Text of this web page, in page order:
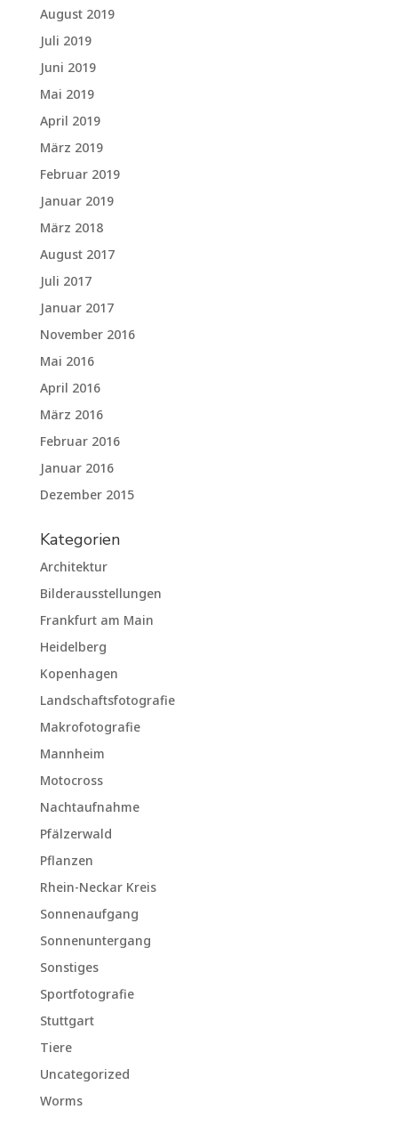
August 2019
Juli 2019
Juni 2019
Mai 2019
April 2019
März 2019
Februar 2019
Januar 2019
März 2018
August 2017
Juli 2017
Januar 2017
November 2016
Mai 2016
April 2016
März 2016
Februar 2016
Januar 2016
Dezember 2015
Kategorien
Architektur
Bilderausstellungen
Frankfurt am Main
Heidelberg
Kopenhagen
Landschaftsfotografie
Makrofotografie
Mannheim
Motocross
Nachtaufnahme
Pfälzerwald
Pflanzen
Rhein-Neckar Kreis
Sonnenaufgang
Sonnenuntergang
Sonstiges
Sportfotografie
Stuttgart
Tiere
Uncategorized
Worms